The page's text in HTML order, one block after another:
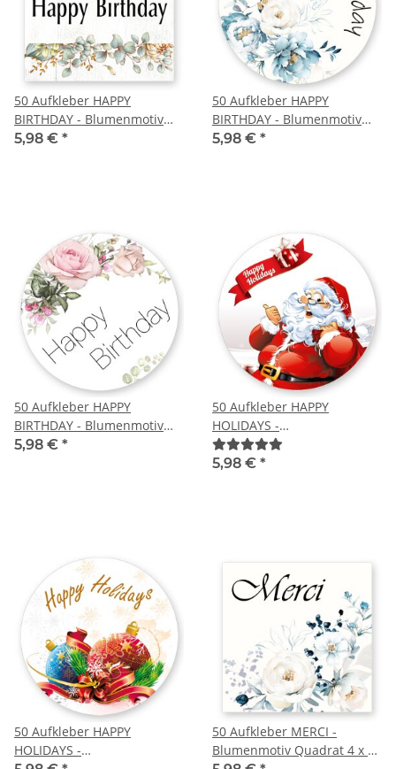
50 Aufkleber HAPPY
BIRTHDAY - Blumenmotiv
Quadrat 4 x 4 cm
5,98 € *
50 Aufkleber HAPPY
BIRTHDAY - Blumenmotiv
Rund Ø 4,5 cm
5,98 € *
50 Aufkleber HAPPY
BIRTHDAY - Blumenmotiv
Rund Ø 4,5 cm
5,98 € *
50 Aufkleber HAPPY
HOLIDAYS -
Weihnachtsmotiv Rund Ø
4,5 cm
5,98 € *
50 Aufkleber HAPPY
HOLIDAYS -
50 Aufkleber MERCI -
Blumenmotiv Quadrat 4 x 4